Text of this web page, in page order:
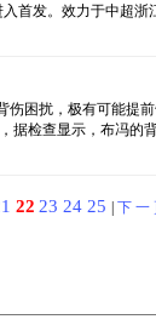
首发。效力于中超
伤困扰，极有可能提
据检查显示，布冯的
22 23 24 25 下 一